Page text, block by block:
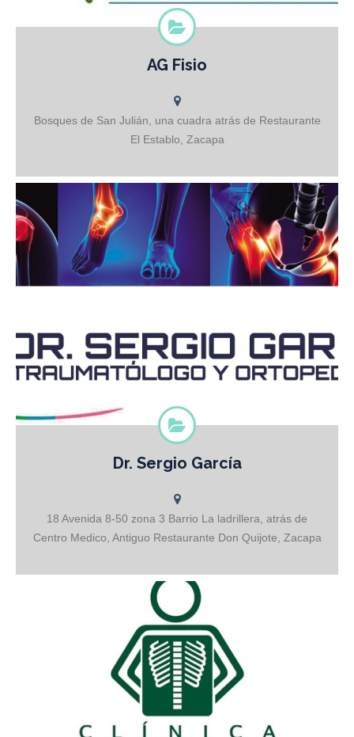
Licda. Aura Guzmán
AG Fisio
Bosques de San Julián, una cuadra atrás de Restaurante
El Establo, Zacapa
Traumatólogo y Ortopedista
Dr. Sergio García
18 Avenida 8-50 zona 3 Barrio La ladrillera, atrás de
Centro Medico, Antiguo Restaurante Don Quijote, Zacapa